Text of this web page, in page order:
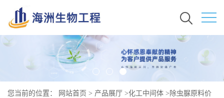
您当前的位置： 网站首页 > 产品展厅 >化工中间体 > 除虫脲原料价